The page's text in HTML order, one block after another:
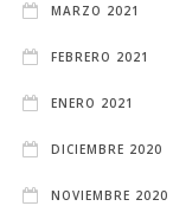
MARZO 2021
FEBRERO 2021
ENERO 2021
DICIEMBRE 2020
NOVIEMBRE 2020